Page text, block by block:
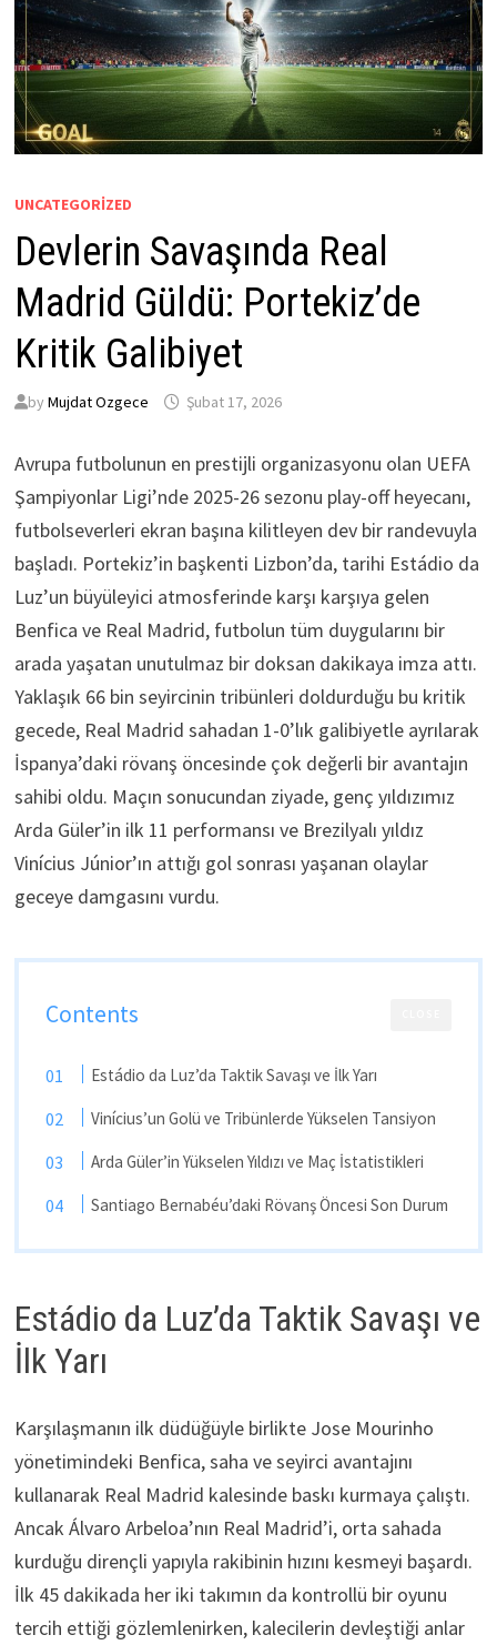
UNCATEGORIZED
Devlerin Savaşında Real
Madrid Güldü: Portekiz’de
Kritik Galibiyet
by Mujdat Ozgece Şubat 17, 2026
Avrupa futbolunun en prestijli organizasyonu olan UEFA
Şampiyonlar Ligi’nde 2025-26 sezonu play-off heyecanı,
futbolseverleri ekran başına kilitleyen dev bir randevuyla
başladı. Portekiz’in başkenti Lizbon’da, tarihi Estádio da
Luz’un büyüleyici atmosferinde karşı karşıya gelen
Benfica ve Real Madrid, futbolun tüm duygularını bir
arada yaşatan unutulmaz bir doksan dakikaya imza attı.
Yaklaşık 66 bin seyircinin tribünleri doldurduğu bu kritik
gecede, Real Madrid sahadan 1-0’lık galibiyetle ayrılarak
İspanya’daki rövanş öncesinde çok değerli bir avantajın
sahibi oldu. Maçın sonucundan ziyade, genç yıldızımız
Arda Güler’in ilk 11 performansı ve Brezilyalı yıldız
Vinícius Júnior’ın attığı gol sonrası yaşanan olaylar
geceye damgasını vurdu.
Contents
Estádio da Luz’da Taktik Savaşı ve İlk Yarı
Vinícius’un Golü ve Tribünlerde Yükselen Tansiyon
Arda Güler’in Yükselen Yıldızı ve Maç İstatistikleri
Santiago Bernabéu’daki Rövanş Öncesi Son Durum
Estádio da Luz’da Taktik Savaşı ve
İlk Yarı
Karşılaşmanın ilk düdüğüyle birlikte Jose Mourinho
yönetimindeki Benfica, saha ve seyirci avantajını
kullanarak Real Madrid kalesinde baskı kurmaya çalıştı.
Ancak Álvaro Arbeloa’nın Real Madrid’i, orta sahada
kurduğu dirençli yapıyla rakibinin hızını kesmeyi başardı.
İlk 45 dakikada her iki takımın da kontrollü bir oyunu
tercih ettiği gözlemlenirken, kalecilerin devleştiği anlar